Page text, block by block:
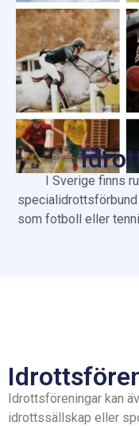
I Sverige finns
som fotboll eller
Idrottsföreningar kan
idrottssällskap eller